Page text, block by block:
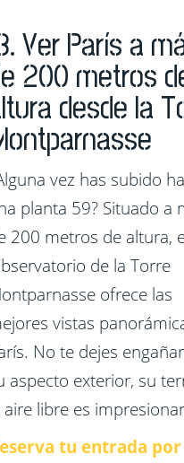
Ver París a
200 metros
desde la
vez has subido
planta 59? Situado a
200 metros de altura,
de la Torre
ofrece las
vistas
No te dejes
aspecto exterior, su
aire libre es
tu entrada por